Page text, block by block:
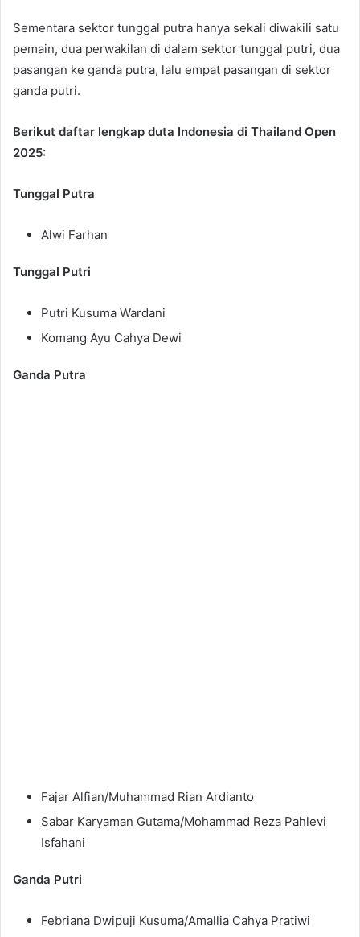
Sementara sektor tunggal putra hanya sekali diwakili satu
pemain, dua perwakilan di dalam sektor tunggal putri, dua
pasangan ke ganda putra, lalu empat pasangan di sektor
ganda putri.
Berikut daftar lengkap duta Indonesia di Thailand Open
2025:
Tunggal Putra
Alwi Farhan
Tunggal Putri
Putri Kusuma Wardani
Komang Ayu Cahya Dewi
Ganda Putra
Fajar Alfian/Muhammad Rian Ardianto
Sabar Karyaman Gutama/Mohammad Reza Pahlevi
Isfahani
Ganda Putri
Febriana Dwipuji Kusuma/Amallia Cahya Pratiwi